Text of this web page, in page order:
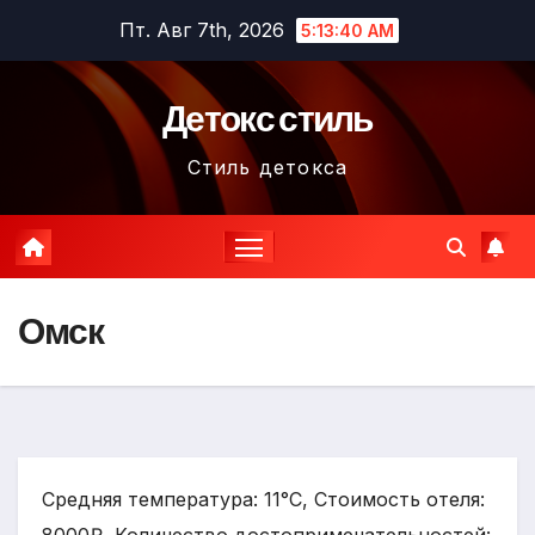
содержимому
Пт. Авг 7th, 2026 5:13:41 AM
Детокс стиль
Стиль детокса
Омск
Средняя температура: 11°C, Стоимость отеля: